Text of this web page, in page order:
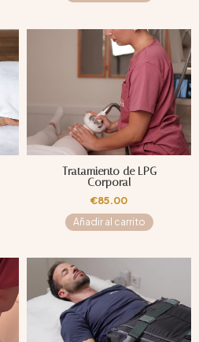
Tratamiento de LPG
Corporal
€85.00
Añadir al carrito